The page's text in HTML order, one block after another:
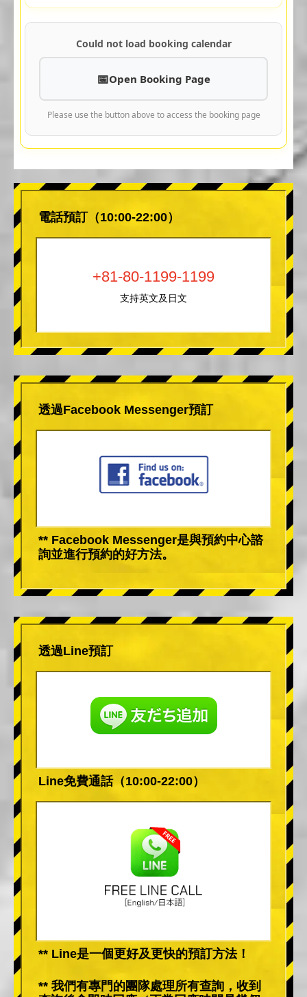
Could not load booking calendar
Open Booking Page
Please use the button above to access the booking page
電話預訂（10:00-22:00）
+81-80-1199-1199
支持英文及日文
透過Facebook Messenger預訂
** Facebook Messenger是與預約中心諮
詢並進行預約的好方法。
透過Line預訂
Line免費通話（10:00-22:00）
** Line是一個更好及更快的預訂方法！
** 我們有專門的團隊處理所有查詢，收到